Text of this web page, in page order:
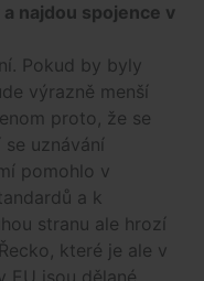
a najdou spojence v
Pokud by byly
výrazně menší
proto, že se
uznávání
pomohlo v
a k
stranu ale hrozí
které je ale v